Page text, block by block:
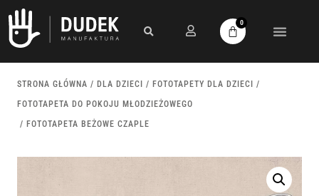
0
STRONA GŁÓWNA / DLA DZIECI / FOTOTAPETY DLA DZIECI
/
FOTOTAPETA DO POKOJU MŁODZIEŻOWEGO
/ FOTOTAPETA BEŻOWE CZAPLE